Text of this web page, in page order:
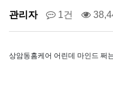
관리자 1건
상암동홈케어 어린데 마인드 쩌